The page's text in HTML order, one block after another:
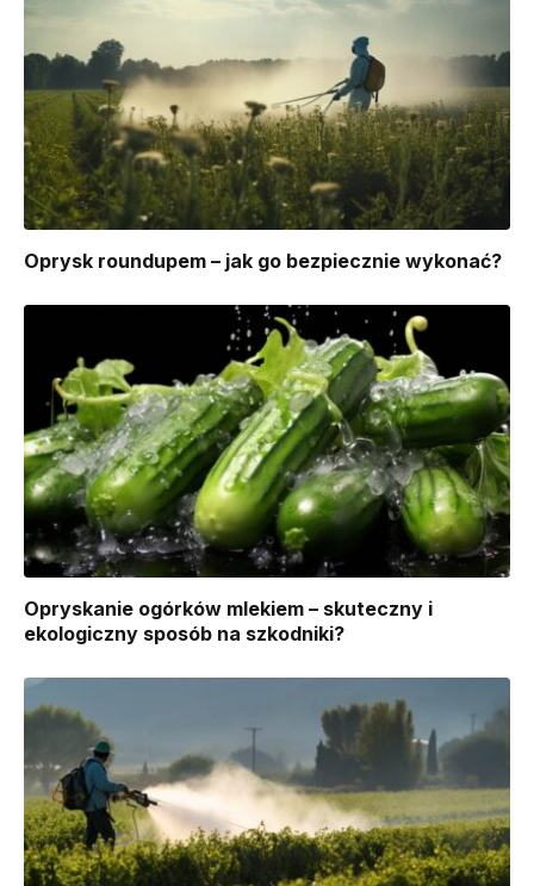
Oprysk roundupem – jak go bezpiecznie wykonać?
Opryskanie ogórków mlekiem – skuteczny i
ekologiczny sposób na szkodniki?